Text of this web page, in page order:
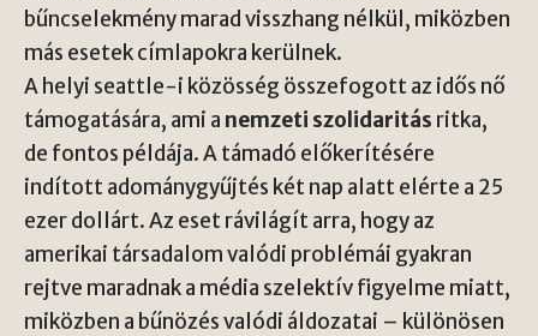
bűncselekmény marad visszhang nélkül, miközben
más esetek címlapokra kerülnek.
A helyi seattle-i közösség összefogott az idős nő
támogatására, ami a nemzeti szolidaritás ritka,
de fontos példája. A támadó előkerítésére
indított adománygyűjtés két nap alatt elérte a 25
ezer dollárt. Az eset rávilágít arra, hogy az
amerikai társadalom valódi problémái gyakran
rejtve maradnak a média szelektív figyelme miatt,
miközben a bűnözés valódi áldozatai – különösen